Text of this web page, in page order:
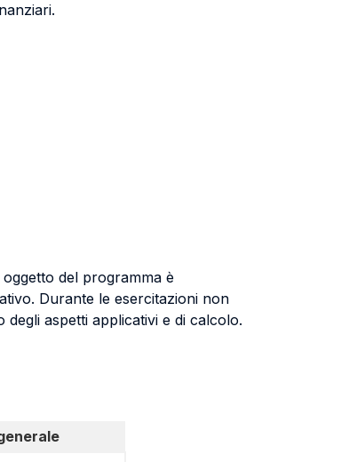
del programma è
Durante le esercitazioni non
aspetti applicativi e di calcolo.